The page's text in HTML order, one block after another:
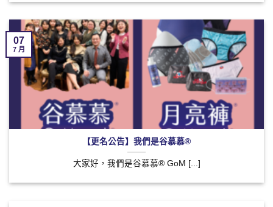
【更名公告】我們是谷慕慕®
大家好，我們是谷慕慕® GoM [...]
07
7 月